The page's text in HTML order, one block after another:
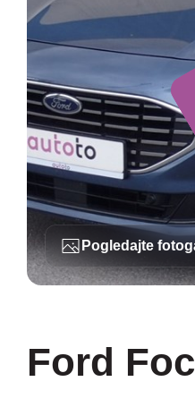
Pogledajte
Ford